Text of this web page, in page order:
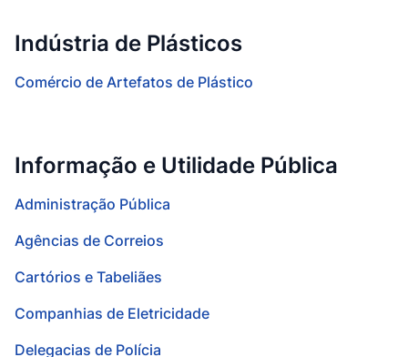
Indústria de Plásticos
Comércio de Artefatos de Plástico
Informação e Utilidade Pública
Administração Pública
Agências de Correios
Cartórios e Tabeliães
Companhias de Eletricidade
Delegacias de Polícia